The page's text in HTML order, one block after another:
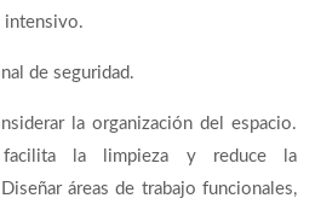
intensivo.
de seguridad.
la organización del espacio.
la limpieza y reduce la
áreas de trabajo funcionales,